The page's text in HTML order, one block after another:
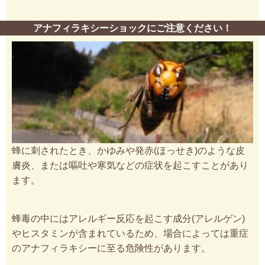
アナフィラキシーショックにご注意ください！
蜂に刺されたとき、かゆみや発赤(ほっせき)のような皮
膚炎、または嘔吐や寒気などの症状を起こすことがあり
ます。
蜂毒の中にはアレルギー反応を起こす成分(アレルゲン)
やヒスタミンが含まれているため、場合によっては重症
のアナフィラキシーに至る危険性があります。